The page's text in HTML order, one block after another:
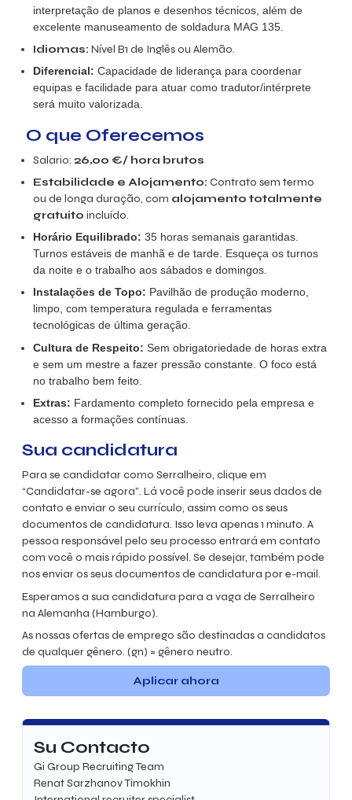
interpretação de planos e desenhos técnicos, além de
excelente manuseamento de soldadura MAG 135
Idiomas: Nível B1 de Inglês ou Alemão.
Diferencial: Capacidade de liderança para coordenar
equipas e facilidade para atuar como tradutor/intérprete
será muito valorizada.
O que Oferecemos
Salario:26,00 €/ hora brutos
Estabilidade e Alojamento: Contrato sem termo
ou de longa duração, com alojamento totalmente
gratuito incluído.
Horário Equilibrado: 35 horas semanais garantidas.
Turnos estáveis de manhã e de tarde. Esqueça os turnos
da noite e o trabalho aos sábados e domingos.
Instalações de Topo: Pavilhão de produção moderno,
limpo, com temperatura regulada e ferramentas
tecnológicas de última geração.
Cultura de Respeito: Sem obrigatoriedade de horas extra
e sem um mestre a fazer pressão constante. O foco está
no trabalho bem feito
Extras: Fardamento completo fornecido pela empresa e
acesso a formações contínuas
Sua candidatura
Para se candidatar como Serralheiro, clique em
“Candidatar-se agora”. Lá você pode inserir seus dados de
contato e enviar o seu currículo, assim como os seus
documentos de candidatura. Isso leva apenas 1 minuto. A
pessoa responsável pelo seu processo entrará em contato
com você o mais rápido possível. Se desejar, também pode
nos enviar os seus documentos de candidatura por e-mail.
Esperamos a sua candidatura para a vaga de Serralheiro
na Alemanha (Hamburgo).
As nossas ofertas de emprego são destinadas a candidatos
de qualquer gênero. (gn) = gênero neutro.
Aplicar ahora
Su Contacto
Gi Group Recruiting Team
Renat Sarzhanov Timokhin